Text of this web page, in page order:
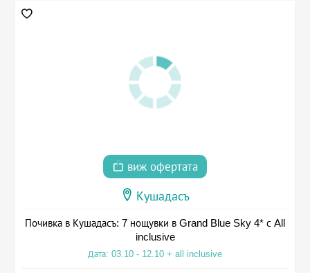
виж офертата
Кушадасъ
Почивка в Кушадасъ: 7 нощувки в Grand Blue Sky 4* с All
inclusive
Дата: 03.10 - 12.10 + all inclusive